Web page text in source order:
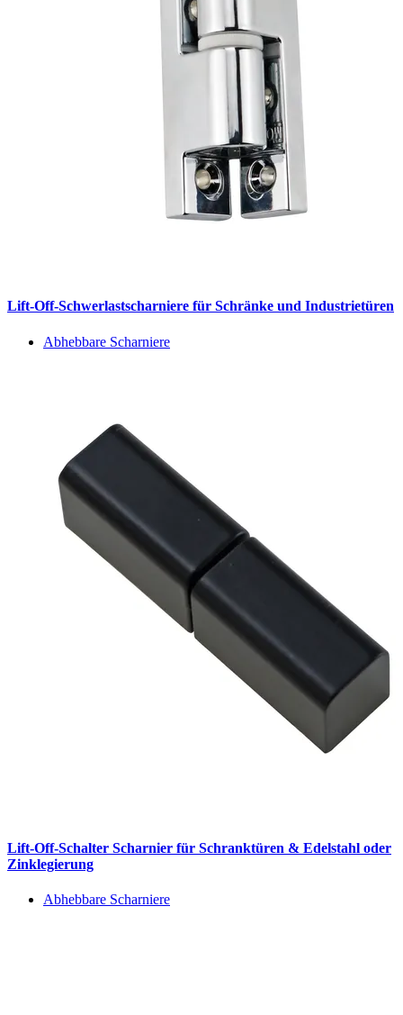
Lift-Off-Schwerlastscharniere für Schränke und Industrietüren
Abhebbare Scharniere
Lift-Off-Schalter Scharnier für Schranktüren & Edelstahl oder
Zinklegierung
Abhebbare Scharniere